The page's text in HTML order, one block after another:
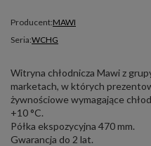
Producent:MAWI
Seria:WCHG
Witryna chłodnicza Mawi z
marketach, w których
żywnościowe wymagające
+10 °C.
Półka ekspozycyjna 470 mm.
Gwarancja do 2 lat.